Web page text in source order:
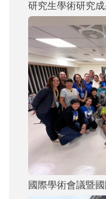
研究生學術研究
國際學術會議暨